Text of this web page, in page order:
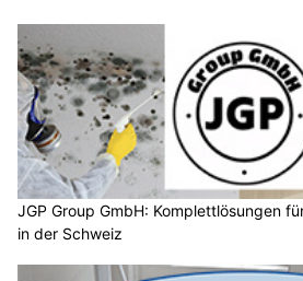
JGP Group GmbH: Komplettlösungen
in der Schweiz